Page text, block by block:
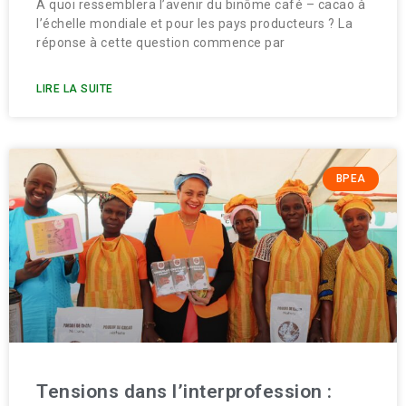
À quoi ressemblera l’avenir du binôme café – cacao à
l’échelle mondiale et pour les pays producteurs ? La
réponse à cette question commence par
LIRE LA SUITE
BPEA
Tensions dans l’interprofession :